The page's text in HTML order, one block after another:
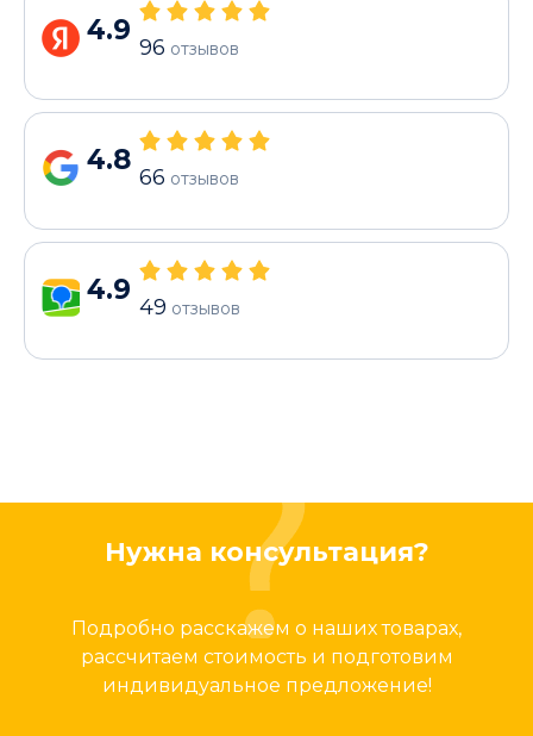
4.9
96 отзывов
4.8
66 отзывов
4.9
49 отзывов
Нужна консультация?
Подробно расскажем о наших товарах,
рассчитаем стоимость и подготовим
индивидуальное предложение!